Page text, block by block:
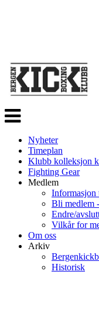
Veksle
navigasjon
Nyheter
Timeplan
Klubb kolleksjon
Fighting Gear
Medlem
Informasjon
Bli medlem
Endre/
Vilkår for
Om oss
Arkiv
Historisk